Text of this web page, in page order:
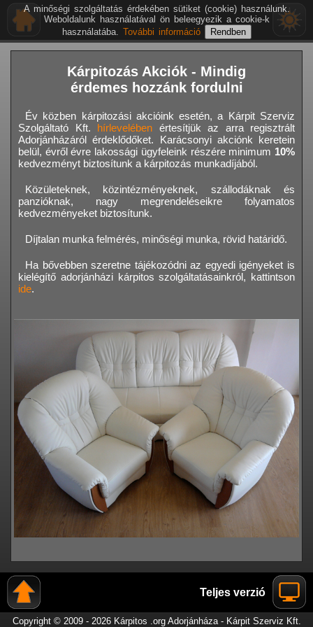
Kárpitozás Akciók - Mindig
érdemes hozzánk fordulni
Év közben kárpitozási akcióink esetén, a Kárpit Szerviz
Szolgáltató Kft. hírlevelében értesítjük az arra regisztrált
Adorjánházáról érdeklődőket. Karácsonyi akciónk keretein
belül, évről évre lakossági ügyfeleink részére minimum 10%
kedvezményt biztosítunk a kárpitozás munkadíjából.
Közületeknek, közintézményeknek, szállodáknak és
panzióknak, nagy megrendeléseikre folyamatos
kedvezményeket biztosítunk.
Díjtalan munka felmérés, minőségi munka, rövid határidő.
Ha bővebben szeretne tájékozódni az egyedi igényeket is
kielégítő adorjánházi kárpitos szolgáltatásainkról, kattintson
ide.
Teljes verzió
Copyright © 2009 - 2026 Kárpitos .org Adorjánháza - Kárpit Szerviz Kft.
A minőségi szolgáltatás érdekében sütiket (cookie) használunk.
Weboldalunk használatával ön beleegyezik a cookie-k
használatába. További információ